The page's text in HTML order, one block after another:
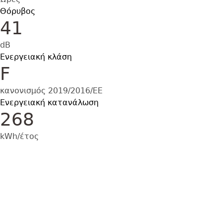
Θόρυβος
41
dB
Ενεργειακή κλάση
F
κανονισμός 2019/2016/ΕΕ
Ενεργειακή κατανάλωση
268
kWh/έτος